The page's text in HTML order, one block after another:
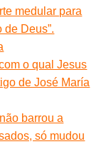
medular para
Deus”.
o qual Jesus
de José María
barrou a
só mudou